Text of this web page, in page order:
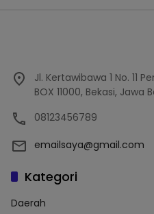
Jl. Kertawibawa 1 No. 11
BOX 11000, Bekasi, Jawa
08123456789
emailsaya@gmail.com
Kategori
Daerah